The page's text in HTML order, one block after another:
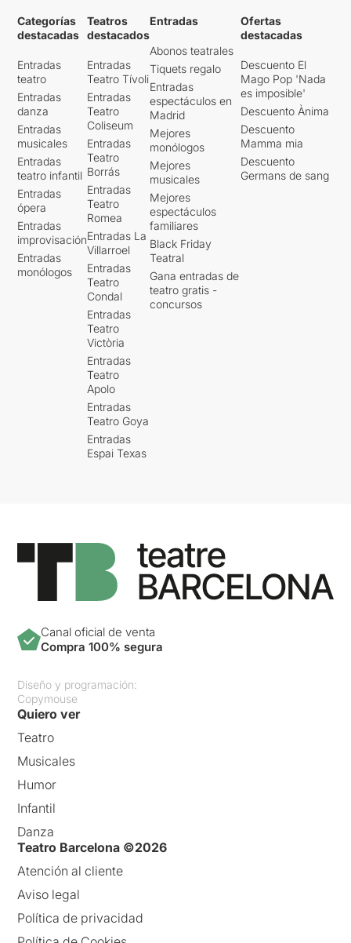
Categorías
destacadas
Entradas
teatro
Entradas
danza
Entradas
musicales
Entradas
teatro infantil
Entradas
ópera
Entradas
improvisación
Entradas
monólogos
Teatros
destacados
Entradas
Teatro Tívoli
Entradas
Teatro
Coliseum
Entradas
Teatro
Borrás
Entradas
Teatro
Romea
Entradas La
Villarroel
Entradas
Teatro
Condal
Entradas
Teatro
Victòria
Entradas
Teatro
Apolo
Entradas
Teatro Goya
Entradas
Espai Texas
Entradas
Abonos teatrales
Tiquets regalo
Entradas
espectáculos en
Madrid
Mejores
monólogos
Mejores
musicales
Mejores
espectáculos
familiares
Black Friday
Teatral
Gana entradas de
teatro gratis -
concursos
Ofertas
destacadas
Descuento El
Mago Pop 'Nada
es imposible'
Descuento Ànima
Descuento
Mamma mia
Descuento
Germans de sang
Canal oficial de venta
Compra 100% segura
Diseño y programación:
Copymouse
Quiero ver
Teatro
Musicales
Humor
Infantil
Danza
Teatro Barcelona ©2026
Atención al cliente
Aviso legal
Política de privacidad